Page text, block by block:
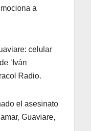
a
celular
‘Iván
Radio.
el asesinato
Guaviare,